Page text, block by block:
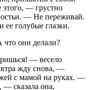
этого, — грустно
— Не переживай.
голубые глазки.
они делали?
— весело
жду снова, —
с мамой на руках. —
— сказала она,